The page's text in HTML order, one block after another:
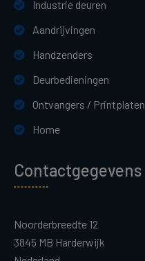
Industrie deuren
Aandrijvingen
Handzenders
Deurbedieningen
Ontvangers / Printplaten
Home
Contactgegevens
Noorderbreedte 12
3845 MB Harderwijk